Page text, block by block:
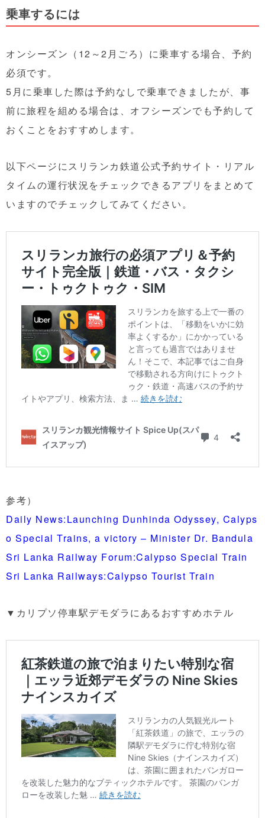
乗車するには
オンシーズン（12～2月ごろ）に乗車する場合、予約
必須です。
5月に乗車した際は予約なしで乗車できましたが、事
前に旅程を組める場合は、オフシーズンでも予約して
おくことをおすすめします。
以下ページにスリランカ鉄道公式予約サイト・リアル
タイムの運行状況をチェックできるアプリをまとめて
いますのでチェックしてみてください。
参考）
Daily News:Launching Dunhinda Odyssey, Calyps
o Special Trains, a victory – Minister Dr. Bandula
Sri Lanka Railway Forum:Calypso Special Train
Sri Lanka Railways:Calypso Tourist Train
▼カリプソ停車駅デモダラにあるおすすめホテル